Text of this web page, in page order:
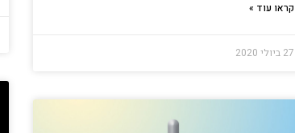
קראו עוד »
27 ביולי 2020